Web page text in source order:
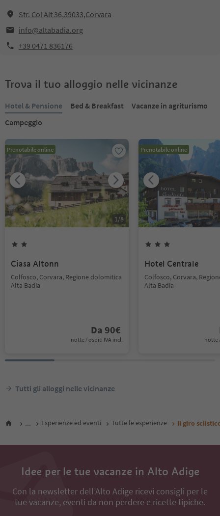
Str. Col Alt 36,39033,Corvara
info@altabadia.org
+39 0471 836176
Trova il tuo alloggio nelle vicinanze
Hotel & Pensione Bed & Breakfast
Vacanze in agriturismo
Campeggio
Prenotabile online
1/8
Ciasa Altonn
Colfosco, Corvara, Regione dolomitica
Alta Badia
Da 90€
notte / ospiti IVA incl.
Prenotabile online
Hotel Centrale
Colfosco, Corvara,
Alta Badia
notte
Tutti gli alloggi nelle vicinanze
... Esperienze ed eventi Tutte le esperienze Il giro
Idee per le tue vacanze in Alto Adige
Con la newsletter dell’Alto Adige ricevi consigli per le
tue vacanze, eventi da non perdere e ricette tipiche.